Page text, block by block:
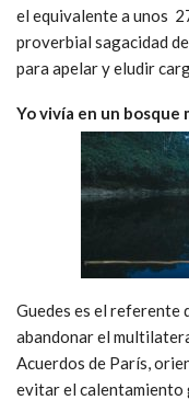
el equivalente a unos
proverbial sagacidad
para apelar y eludir
Yo vivía en un
Guedes es el referente
abandonar el
Acuerdos de París,
evitar el calentamiento